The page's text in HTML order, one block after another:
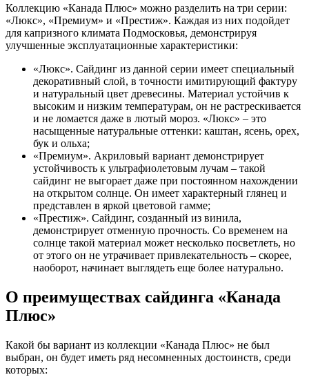
Коллекцию «Канада Плюс» можно разделить на три серии:
«Люкс», «Премиум» и «Престиж». Каждая из них подойдет
для капризного климата Подмосковья, демонстрируя
улучшенные эксплуатационные характеристики:
«Люкс». Сайдинг из данной серии имеет специальный
декоративный слой, в точности имитирующий фактуру
и натуральный цвет древесины. Материал устойчив к
высоким и низким температурам, он не растрескивается
и не ломается даже в лютый мороз. «Люкс» – это
насыщенные натуральные оттенки: каштан, ясень, орех,
бук и ольха;
«Премиум». Акриловый вариант демонстрирует
устойчивость к ультрафиолетовым лучам – такой
сайдинг не выгорает даже при постоянном нахождении
на открытом солнце. Он имеет характерный глянец и
представлен в яркой цветовой гамме;
«Престиж». Сайдинг, созданный из винила,
демонстрирует отменную прочность. Со временем на
солнце такой материал может несколько посветлеть, но
от этого он не утрачивает привлекательность – скорее,
наоборот, начинает выглядеть еще более натурально.
О преимуществах сайдинга «Канада
Плюс»
Какой бы вариант из коллекции «Канада Плюс» не был
выбран, он будет иметь ряд несомненных достоинств, среди
которых: